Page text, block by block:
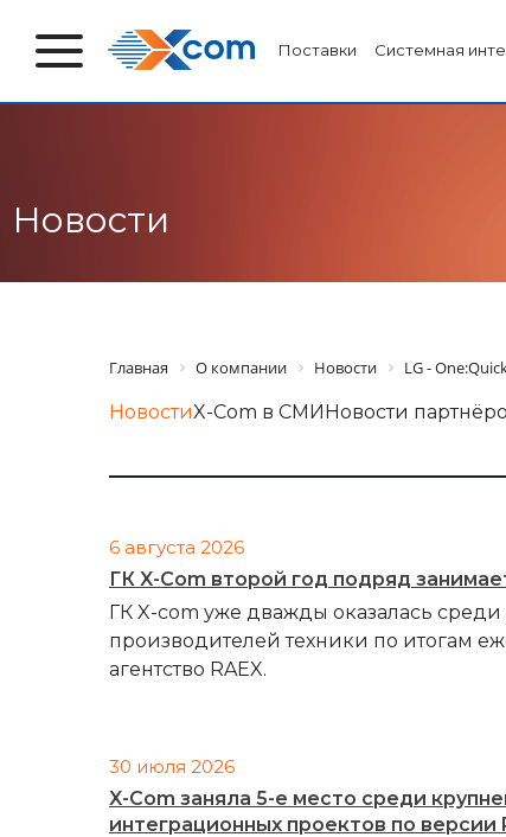
Поставки Системная
Новости
Главная О компании Новости LG -
НовостиX-Com в СМИ Новости
6 августа 2026
ГК X-Com второй год подряд
ГК X-com уже дважды оказалась
производителей техники по итогам
агентство RAEX.
30 июля 2026
X-Com заняла 5-е место среди
интеграционных проектов по версии